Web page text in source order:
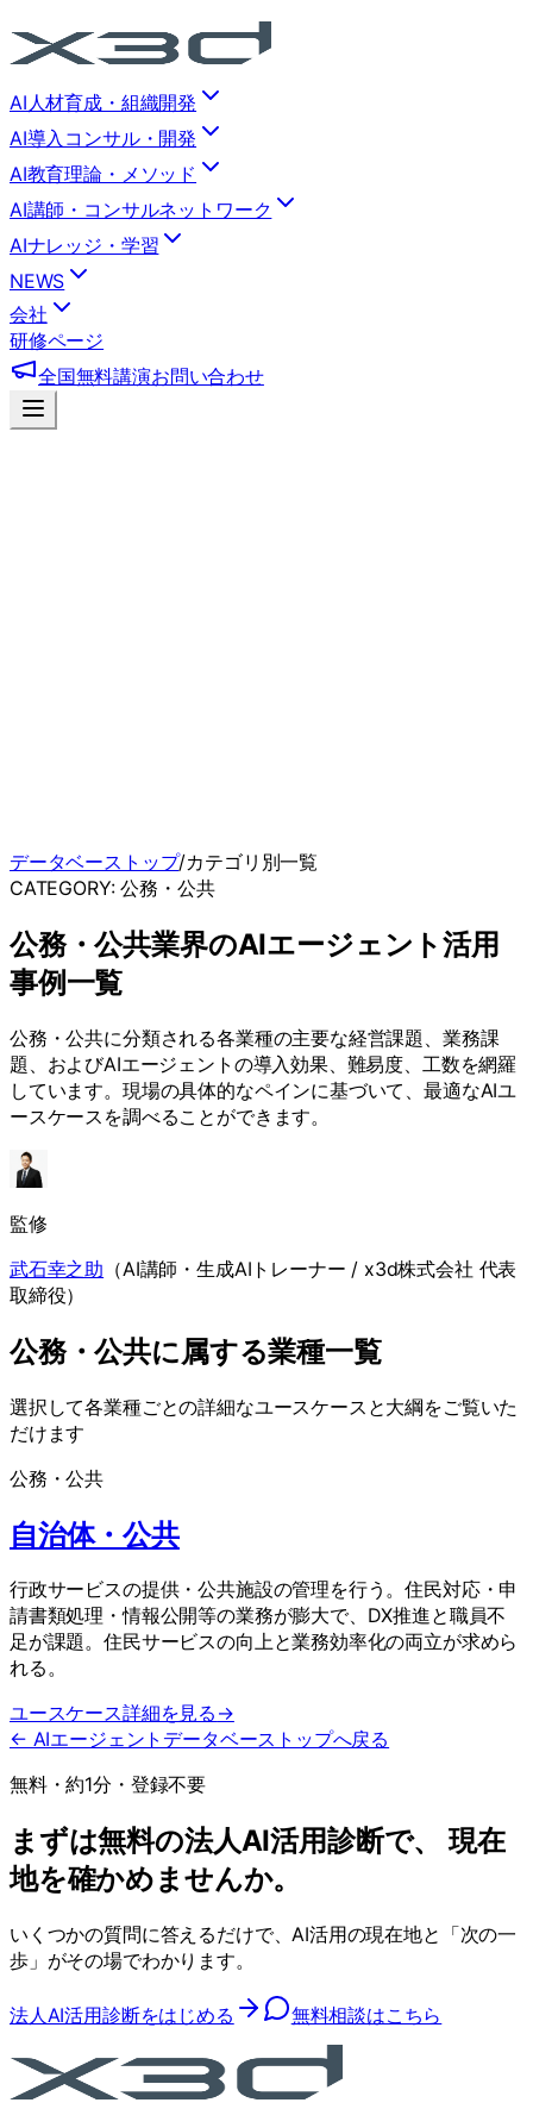
AI人材育成・組織開発
AI導入コンサル・開発
AI教育理論・メソッド
AI講師・コンサルネットワーク
AIナレッジ・学習
NEWS
会社
研修ページ
全国無料講演お問い合わせ
データベーストップ/カテゴリ別一覧
CATEGORY:公務・公共
公務・公共業界のAIエージェント活用
事例一覧
公務・公共に分類される各業種の主要な経営課題、業務課
題、およびAIエージェントの導入効果、難易度、工数を網羅
しています。現場の具体的なペインに基づいて、最適なAIユ
ースケースを調べることができます。
監修
武石幸之助 （AI講師・生成AIトレーナー / x3d株式会社 代表
取締役）
公務・公共に属する業種一覧
選択して各業種ごとの詳細なユースケースと大綱をご覧いた
だけます
公務・公共
自治体・公共
行政サービスの提供・公共施設の管理を行う。住民対応・申
請書類処理・情報公開等の業務が膨大で、DX推進と職員不
足が課題。住民サービスの向上と業務効率化の両立が求めら
れる。
ユースケース詳細を見る →
← AIエージェントデータベーストップへ戻る
無料・約1分・登録不要
まずは無料の法人AI活用診断で、 現在
地を確かめませんか。
いくつかの質問に答えるだけで、AI活用の現在地と「次の一
歩」がその場でわかります。
法人AI活用診断をはじめる 無料相談はこちら